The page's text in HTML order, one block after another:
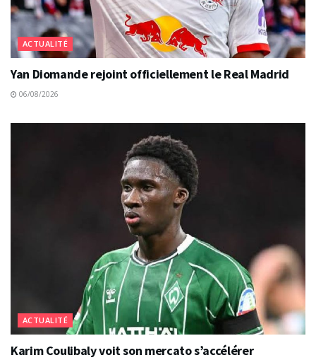
ACTUALITÉ
Yan Diomande rejoint officiellement le Real Madrid
06/08/2026
ACTUALITÉ
Karim Coulibaly voit son mercato s’accélérer